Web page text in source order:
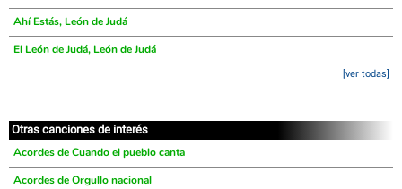
Ahí Estás, León de Judá
El León de Judá, León de Judá
[ver todas]
Otras canciones de interés
Acordes de Cuando el pueblo canta
Acordes de Orgullo nacional